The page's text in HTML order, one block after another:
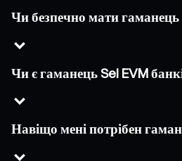
Чи безпечно мати гаманець
Чи є гаманець Sei EVM
Навіщо мені потрібен